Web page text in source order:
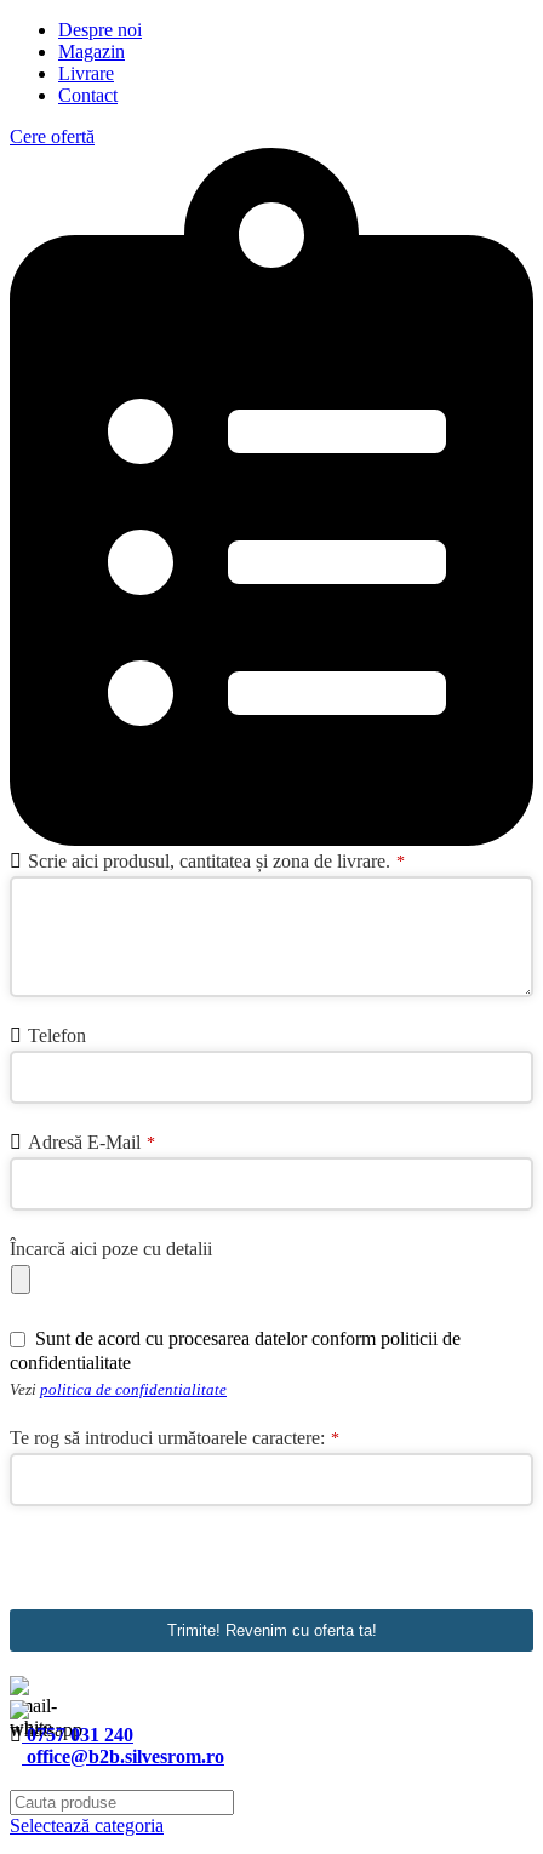
Despre noi
Magazin
Livrare
Contact
Cere ofertă
Website
URL *
Scrie aici produsul, cantitatea și zona de livrare. *
Telefon
Adresă E-Mail *
Încarcă aici poze cu detalii
Sunt de acord cu procesarea datelor conform politicii de
confidentialitate
Vezi politica de confidentialitate
Te rog să introduci următoarele caractere: *
Trimite! Revenim cu oferta ta!
0757 031 240
office@b2b.silvesrom.ro
Selectează categoria